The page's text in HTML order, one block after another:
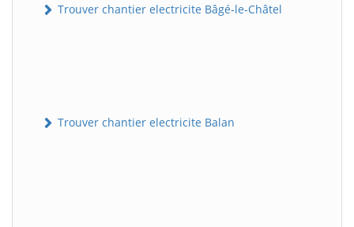
Trouver chantier electricite Bâgé-le-Châtel
Trouver chantier electricite Balan